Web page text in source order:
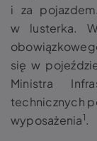
i za
w lusterka.
się w
Ministra
technicznych
wyposażenia1.